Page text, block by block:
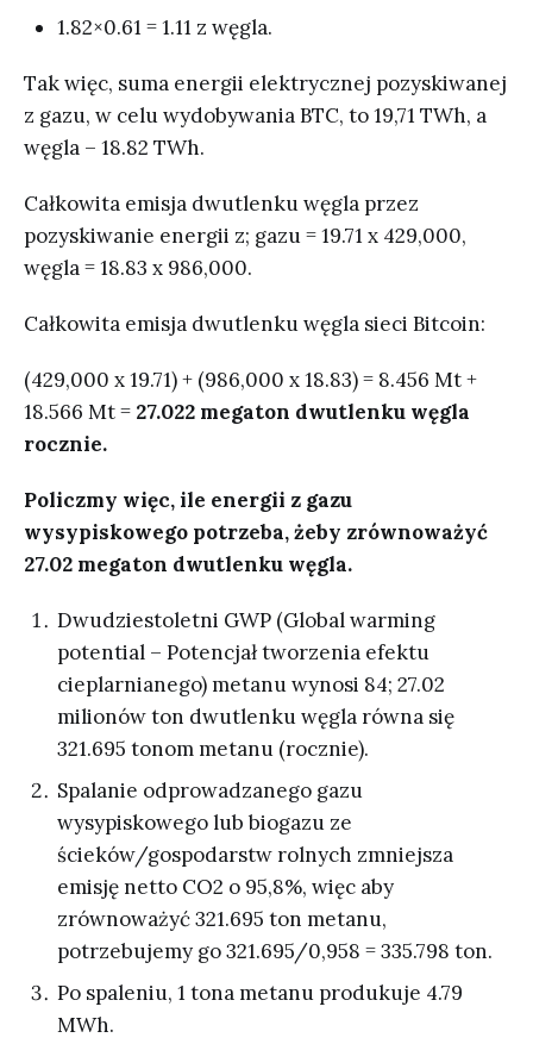
1.82×0.61 = 1.11 z węgla.
Tak więc, suma energii elektrycznej pozyskiwanej
z gazu, w celu wydobywania BTC, to 19,71 TWh, a
węgla – 18.82 TWh.
Całkowita emisja dwutlenku węgla przez
pozyskiwanie energii z; gazu = 19.71 x 429,000,
węgla = 18.83 x 986,000.
Całkowita emisja dwutlenku węgla sieci Bitcoin:
(429,000 x 19.71) + (986,000 x 18.83) = 8.456 Mt +
18.566 Mt = 27.022 megaton dwutlenku węgla
rocznie.
Policzmy więc, ile energii z gazu
wysypiskowego potrzeba, żeby zrównoważyć
27.02 megaton dwutlenku węgla.
Dwudziestoletni GWP (Global warming
potential – Potencjał tworzenia efektu
cieplarnianego) metanu wynosi 84; 27.02
milionów ton dwutlenku węgla równa się
321.695 tonom metanu (rocznie).
Spalanie odprowadzanego gazu
wysypiskowego lub biogazu ze
ścieków/gospodarstw rolnych zmniejsza
emisję netto CO2 o 95,8%, więc aby
zrównoważyć 321.695 ton metanu,
potrzebujemy go 321.695/0,958 = 335.798 ton.
Po spaleniu, 1 tona metanu produkuje 4.79
MWh.